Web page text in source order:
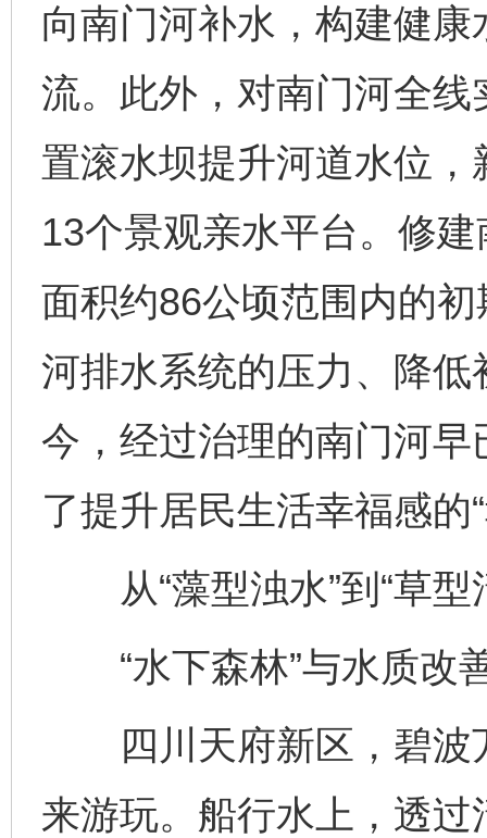
向南门河补水，构建健
流。此外，对南门河全
置滚水坝提升河道水位
13个景观亲水平台。修
面积约86公顷范围内的
河排水系统的压力、降
今，经过治理的南门河早
了提升居民生活幸福感的
从“藻型浊水”到“草型
“水下森林”与水质改
四川天府新区，碧波
来游玩。船行水上，透